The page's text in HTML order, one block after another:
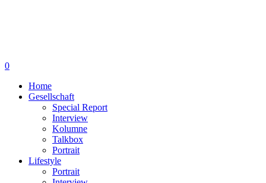
0
Home
Gesellschaft
Special Report
Interview
Kolumne
Talkbox
Portrait
Lifestyle
Portrait